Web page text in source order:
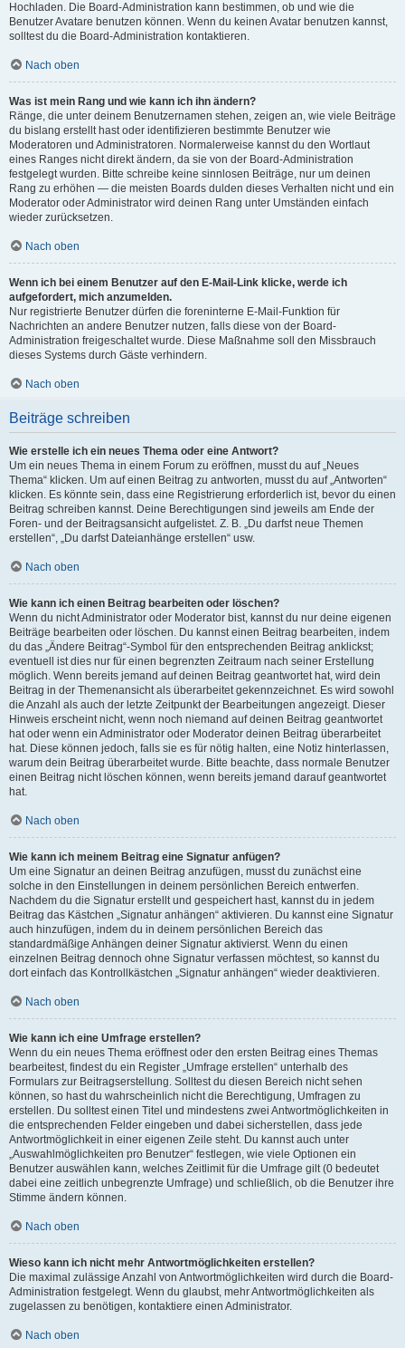
Hochladen. Die Board-Administration kann bestimmen, ob und wie die
Benutzer Avatare benutzen können. Wenn du keinen Avatar benutzen kannst,
solltest du die Board-Administration kontaktieren.
Nach oben
Was ist mein Rang und wie kann ich ihn ändern?
Ränge, die unter deinem Benutzernamen stehen, zeigen an, wie viele Beiträge
du bislang erstellt hast oder identifizieren bestimmte Benutzer wie
Moderatoren und Administratoren. Normalerweise kannst du den Wortlaut
eines Ranges nicht direkt ändern, da sie von der Board-Administration
festgelegt wurden. Bitte schreibe keine sinnlosen Beiträge, nur um deinen
Rang zu erhöhen — die meisten Boards dulden dieses Verhalten nicht und ein
Moderator oder Administrator wird deinen Rang unter Umständen einfach
wieder zurücksetzen.
Nach oben
Wenn ich bei einem Benutzer auf den E-Mail-Link klicke, werde ich
aufgefordert, mich anzumelden.
Nur registrierte Benutzer dürfen die foreninterne E-Mail-Funktion für
Nachrichten an andere Benutzer nutzen, falls diese von der Board-
Administration freigeschaltet wurde. Diese Maßnahme soll den Missbrauch
dieses Systems durch Gäste verhindern.
Nach oben
Beiträge schreiben
Wie erstelle ich ein neues Thema oder eine Antwort?
Um ein neues Thema in einem Forum zu eröffnen, musst du auf „Neues
Thema“ klicken. Um auf einen Beitrag zu antworten, musst du auf „Antworten“
klicken. Es könnte sein, dass eine Registrierung erforderlich ist, bevor du einen
Beitrag schreiben kannst. Deine Berechtigungen sind jeweils am Ende der
Foren- und der Beitragsansicht aufgelistet. Z. B. „Du darfst neue Themen
erstellen“, „Du darfst Dateianhänge erstellen“ usw.
Nach oben
Wie kann ich einen Beitrag bearbeiten oder löschen?
Wenn du nicht Administrator oder Moderator bist, kannst du nur deine eigenen
Beiträge bearbeiten oder löschen. Du kannst einen Beitrag bearbeiten, indem
du das „Ändere Beitrag“-Symbol für den entsprechenden Beitrag anklickst;
eventuell ist dies nur für einen begrenzten Zeitraum nach seiner Erstellung
möglich. Wenn bereits jemand auf deinen Beitrag geantwortet hat, wird dein
Beitrag in der Themenansicht als überarbeitet gekennzeichnet. Es wird sowohl
die Anzahl als auch der letzte Zeitpunkt der Bearbeitungen angezeigt. Dieser
Hinweis erscheint nicht, wenn noch niemand auf deinen Beitrag geantwortet
hat oder wenn ein Administrator oder Moderator deinen Beitrag überarbeitet
hat. Diese können jedoch, falls sie es für nötig halten, eine Notiz hinterlassen,
warum dein Beitrag überarbeitet wurde. Bitte beachte, dass normale Benutzer
einen Beitrag nicht löschen können, wenn bereits jemand darauf geantwortet
hat.
Nach oben
Wie kann ich meinem Beitrag eine Signatur anfügen?
Um eine Signatur an deinen Beitrag anzufügen, musst du zunächst eine
solche in den Einstellungen in deinem persönlichen Bereich entwerfen.
Nachdem du die Signatur erstellt und gespeichert hast, kannst du in jedem
Beitrag das Kästchen „Signatur anhängen“ aktivieren. Du kannst eine Signatur
auch hinzufügen, indem du in deinem persönlichen Bereich das
standardmäßige Anhängen deiner Signatur aktivierst. Wenn du einen
einzelnen Beitrag dennoch ohne Signatur verfassen möchtest, so kannst du
dort einfach das Kontrollkästchen „Signatur anhängen“ wieder deaktivieren.
Nach oben
Wie kann ich eine Umfrage erstellen?
Wenn du ein neues Thema eröffnest oder den ersten Beitrag eines Themas
bearbeitest, findest du ein Register „Umfrage erstellen“ unterhalb des
Formulars zur Beitragserstellung. Solltest du diesen Bereich nicht sehen
können, so hast du wahrscheinlich nicht die Berechtigung, Umfragen zu
erstellen. Du solltest einen Titel und mindestens zwei Antwortmöglichkeiten in
die entsprechenden Felder eingeben und dabei sicherstellen, dass jede
Antwortmöglichkeit in einer eigenen Zeile steht. Du kannst auch unter
„Auswahlmöglichkeiten pro Benutzer“ festlegen, wie viele Optionen ein
Benutzer auswählen kann, welches Zeitlimit für die Umfrage gilt (0 bedeutet
dabei eine zeitlich unbegrenzte Umfrage) und schließlich, ob die Benutzer ihre
Stimme ändern können.
Nach oben
Wieso kann ich nicht mehr Antwortmöglichkeiten erstellen?
Die maximal zulässige Anzahl von Antwortmöglichkeiten wird durch die Board-
Administration festgelegt. Wenn du glaubst, mehr Antwortmöglichkeiten als
zugelassen zu benötigen, kontaktiere einen Administrator.
Nach oben